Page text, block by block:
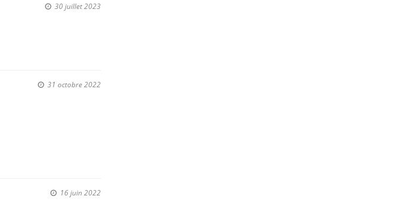
30 juillet 2023
31 octobre 2022
16 juin 2022